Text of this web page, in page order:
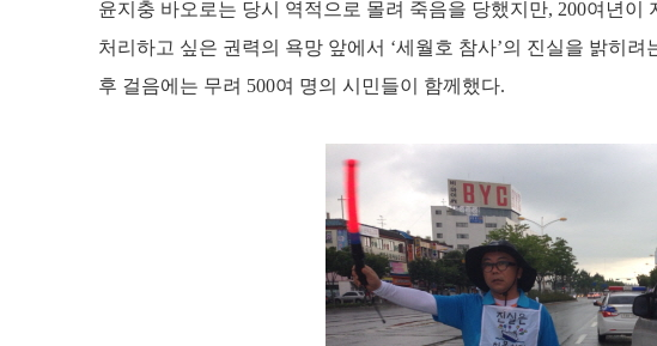
윤지충 바오로는 당시 역적으로 몰려 죽음을 당했지만, 200여년이
처리하고 싶은 권력의 욕망 앞에서 ‘세월호 참사’의 진실을 밝히
후 걸음에는 무려 500여 명의 시민들이 함께했다.